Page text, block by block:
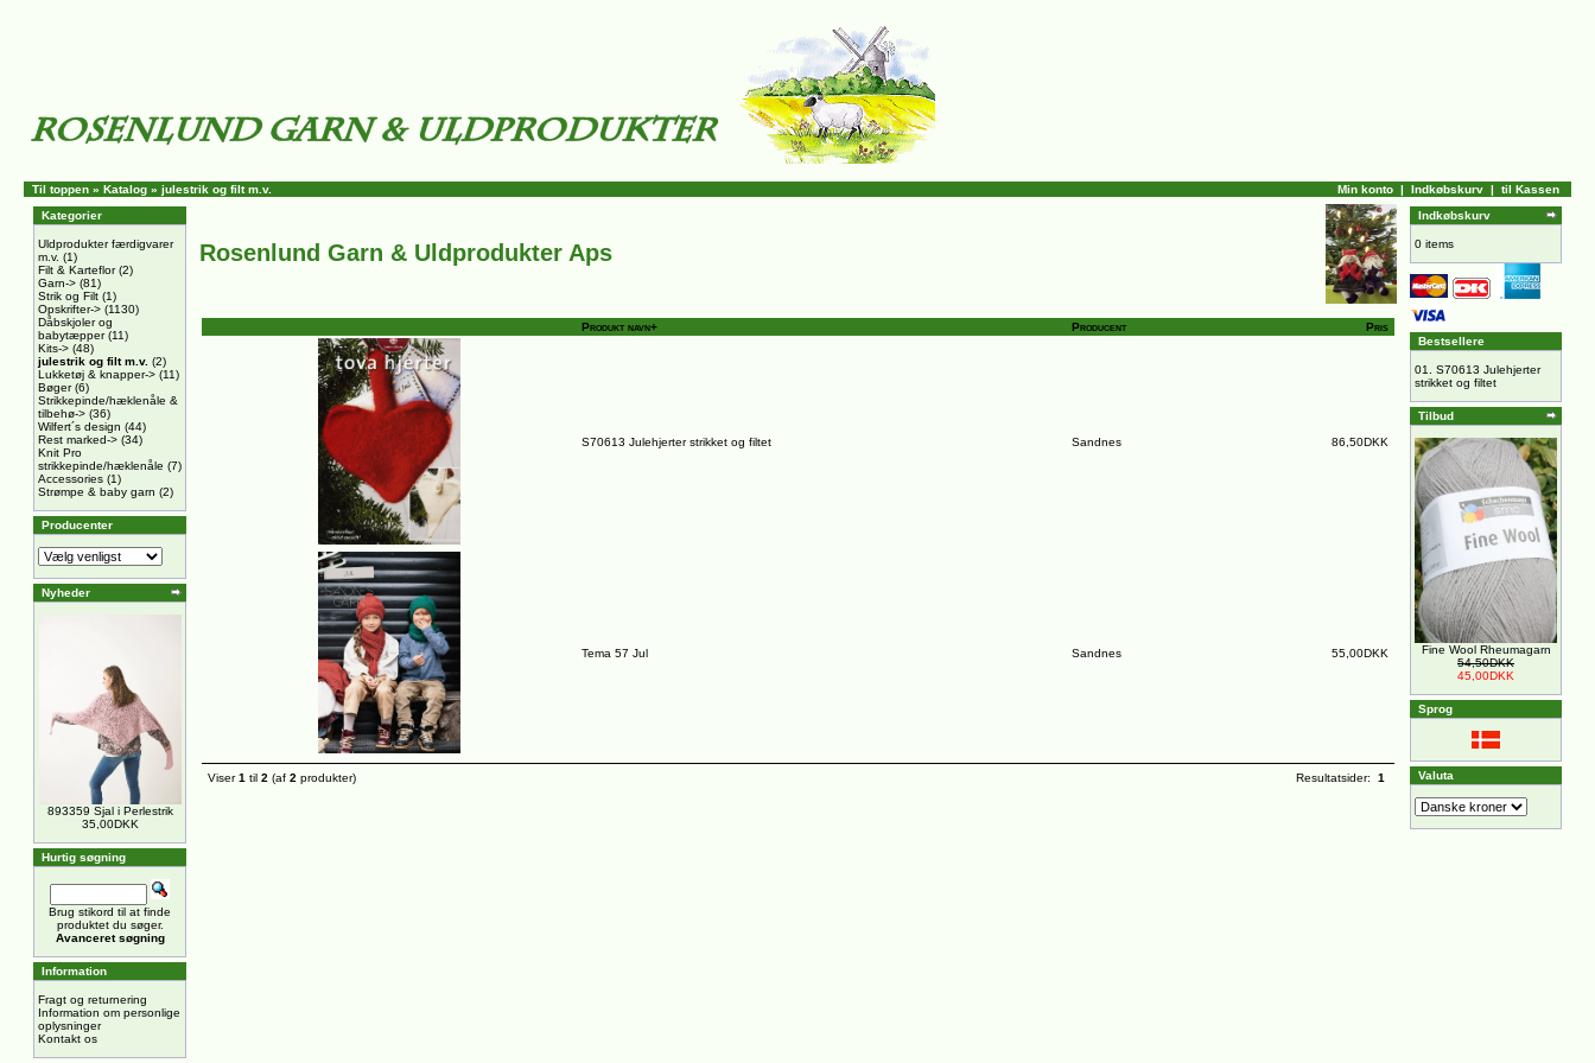
Til toppen » Katalog » julestrik og filt m.v. Min konto | Indkøbskurv | til Kassen
Kategorier
Uldprodukter færdigvarer
m.v. (1)
Filt & Karteflor(2)
Garn-> (81)
Strik og Filt (1)
Opskrifter-> (1130)
Dåbskjoler og
babytæpper(11)
Kits-> (48)
julestrik og filt m.v. (2)
Lukketøj & knapper-> (11)
Bøger(6)
Strikkepinde/hæklenåle &
tilbehø-> (36)
Wilfert´s design (44)
Rest marked-> (34)
Knit Pro
strikkepinde/hæklenåle (7)
Accessories (1)
Strømpe & baby garn (2)
Producenter
Nyheder
893359 Sjal i Perlestrik
35,00DKK
Hurtig søgning
Brug stikord til at finde
produktet du søger.
Avanceret søgning
Information
Fragt og returnering
Information om personlige
oplysninger
Kontakt os
Rosenlund Garn & Uldprodukter Aps
Produkt navn+ Producent Pris
S70613 Julehjerter strikket og filtet Sandnes 86,50DKK
Tema 57 Jul Sandnes 55,00DKK
Viser1 til 2 (af 2 produkter) Resultatsider: 1
Indkøbskurv
0 items
Bestsellere
01. S70613 Julehjerter
strikket og filtet
Tilbud
Fine Wool Rheumagarn
54,50DKK
45,00DKK
Sprog
Valuta